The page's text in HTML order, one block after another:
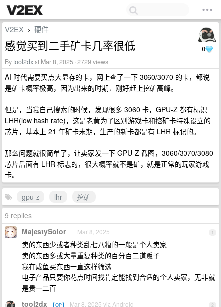
0
V2EX › 硬件
感觉买到二手矿卡几率很低
Bytool2dxat Mar 8, 2025 · 2729 views
AI 时代需要买点大显存的卡，网上查了一下 3060/3070 的卡，都说
是矿卡概率极高，因为出来的时期，刚好赶上挖矿高峰。
但是，当我自己搜索的时候，发现很多 3060 卡，GPU-Z 都有标识
LHR(low hash rate)，这是老黄为了区别游戏卡和挖矿卡特殊设立的
芯片，基本上 21 年矿卡末期，生产的新卡都是有 LHR 标记的。
那么问题就很简单了，让卖家发一下 GPU-Z 截图，3060/3070/3080
芯片后面有 LHR 标志的，很大概率就不是矿，就是正常的玩家游戏
卡。
gpu-z lhr
挖矿
9 replies
1
MajestySolor Mar 8, 2025
卖的东西少或者种类乱七八糟的一般是个人卖家
卖的东西多或大量重复种类的百分百二道贩子
我在咸鱼买东西一直这样筛选
电子产品只要你花点时间找肯定能找到合适的个人卖家，无非就
是贵一二百
2
tool2dx OP Mar 8, 2025 via Android